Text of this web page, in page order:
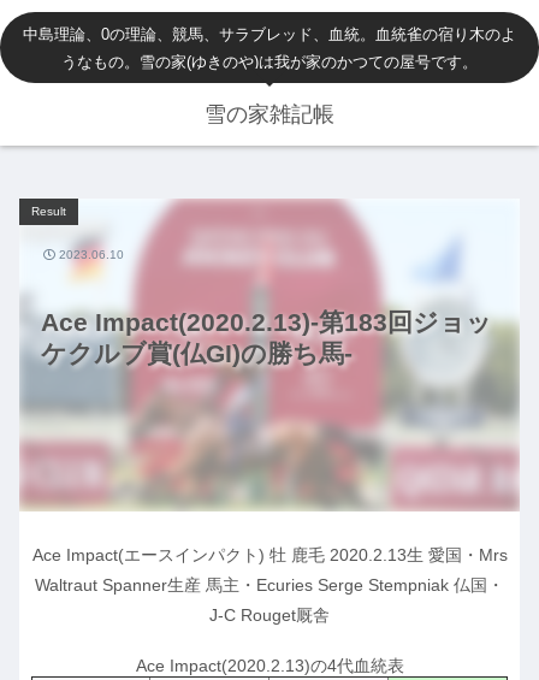
中島理論、0の理論、競馬、サラブレッド、血統。血統雀の宿り木のよ
うなもの。雪の家(ゆきのや)は我が家のかつての屋号です。
雪の家雑記帳
Ace Impact(2020.2.13)-第183回ジョッ
ケクルブ賞(仏GI)の勝ち馬-
Result
2023.06.10
Ace Impact(エースインパクト) 牡 鹿毛 2020.2.13生 愛国・Mrs
Waltraut Spanner生産 馬主・Ecuries Serge Stempniak 仏国・
J-C Rouget厩舎
Ace Impact(2020.2.13)の4代血統表